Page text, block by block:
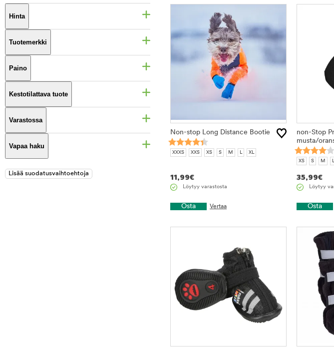
Hinta
Tuotemerkki
Paino
Kestotilattava tuote
Varastossa
Vapaa haku
Non-stop Long Distance Bootie
XXXS XXS XS S M L XL
11,99€
Löytyy varastosta
Osta Vertaa
non-Stop
musta/
XS S M
35,99€
Löytyy
Osta